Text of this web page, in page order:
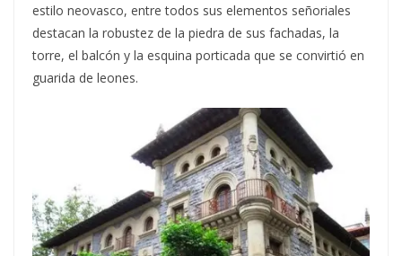
estilo neovasco, entre todos sus elementos señoriales
destacan la robustez de la piedra de sus fachadas, la
torre, el balcón y la esquina porticada que se convirtió en
guarida de leones.